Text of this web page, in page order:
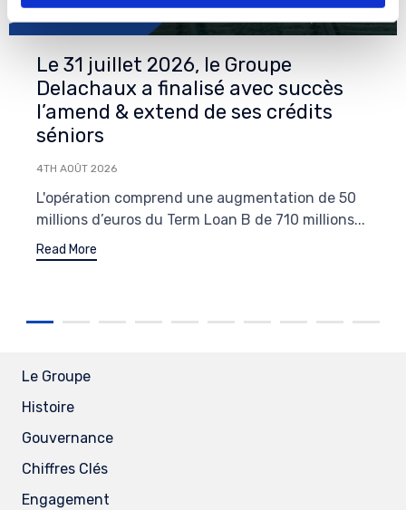
Le 31 juillet 2026, le Groupe
Delachaux a finalisé avec succès
l’amend & extend de ses crédits
séniors
4TH AOÛT 2026
L'opération comprend une augmentation de 50
millions d’euros du Term Loan B de 710 millions...
Read More
Le Groupe
Histoire
Gouvernance
Chiffres Clés
Engagement